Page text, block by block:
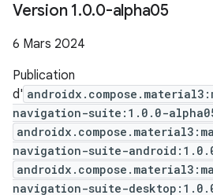
Version 1.0.0-alpha05
6 Mars 2024
Publication
d'
navigation-suite:1.0.0-
navigation-suite-
navigation-suite-